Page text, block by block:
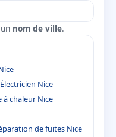
nom de ville.
Électricien Nice
à chaleur Nice
de fuites Nice